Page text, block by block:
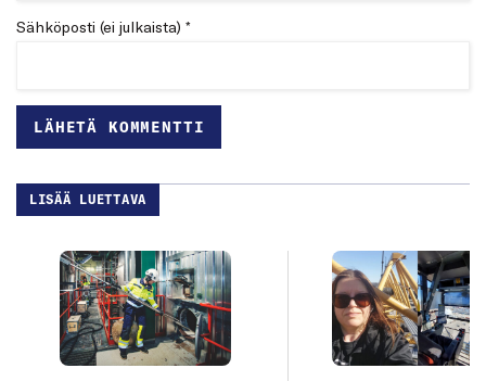
Sähköposti (ei julkaista) *
LISÄÄ LUETTAVA